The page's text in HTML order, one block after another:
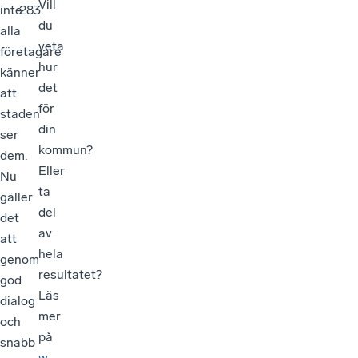
inte
alla
företagare
känner
att
staden
ser
dem.
Nu
gäller
det
att
genom
god
dialog
och
snabb
283.Vill
du
veta
hur
det
för
din
kommun?
Eller
ta
del
av
hela
resultatet?
Läs
mer
på